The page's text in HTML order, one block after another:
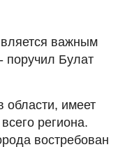
важным
поручил Булат
области, имеет
региона.
востребован